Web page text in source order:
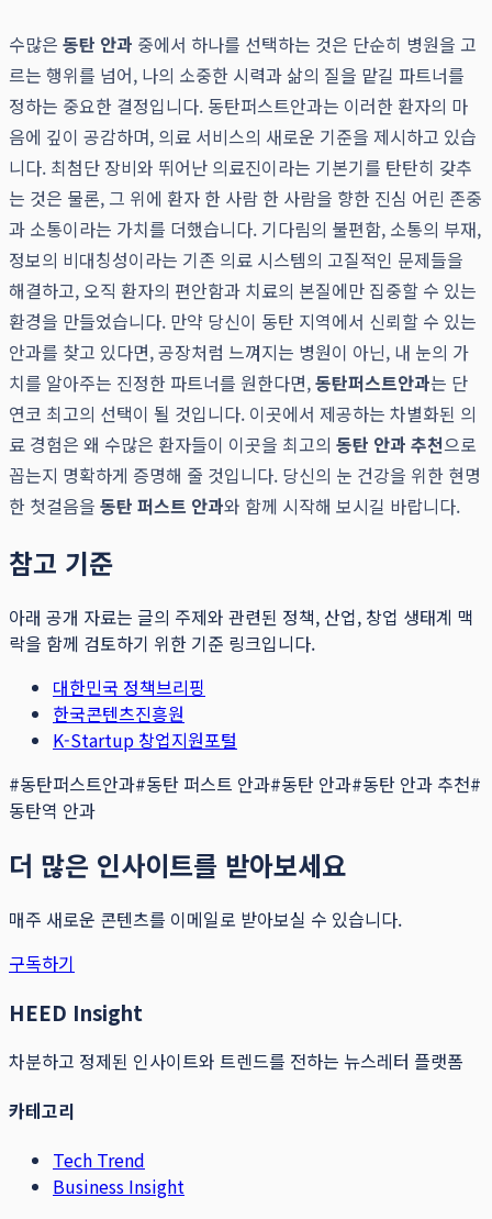
수많은 동탄 안과 중에서 하나를 선택하는 것은 단순히 병원을 고
르는 행위를 넘어, 나의 소중한 시력과 삶의 질을 맡길 파트너를
정하는 중요한 결정입니다. 동탄퍼스트안과는 이러한 환자의 마
음에 깊이 공감하며, 의료 서비스의 새로운 기준을 제시하고 있습
니다. 최첨단 장비와 뛰어난 의료진이라는 기본기를 탄탄히 갖추
는 것은 물론, 그 위에 환자 한 사람 한 사람을 향한 진심 어린 존중
과 소통이라는 가치를 더했습니다. 기다림의 불편함, 소통의 부재,
정보의 비대칭성이라는 기존 의료 시스템의 고질적인 문제들을
해결하고, 오직 환자의 편안함과 치료의 본질에만 집중할 수 있는
환경을 만들었습니다. 만약 당신이 동탄 지역에서 신뢰할 수 있는
안과를 찾고 있다면, 공장처럼 느껴지는 병원이 아닌, 내 눈의 가
치를 알아주는 진정한 파트너를 원한다면,동탄퍼스트안과는 단
연코 최고의 선택이 될 것입니다. 이곳에서 제공하는 차별화된 의
료 경험은 왜 수많은 환자들이 이곳을 최고의 동탄 안과 추천으로
꼽는지 명확하게 증명해 줄 것입니다. 당신의 눈 건강을 위한 현명
한 첫걸음을 동탄 퍼스트 안과와 함께 시작해 보시길 바랍니다.
참고 기준
아래 공개 자료는 글의 주제와 관련된 정책, 산업, 창업 생태계 맥
락을 함께 검토하기 위한 기준 링크입니다.
대한민국 정책브리핑
한국콘텐츠진흥원
K-Startup 창업지원포털
#동탄퍼스트안과#동탄 퍼스트 안과#동탄 안과#동탄 안과 추천#
동탄역 안과
더 많은 인사이트를 받아보세요
매주 새로운 콘텐츠를 이메일로 받아보실 수 있습니다.
구독하기
HEED Insight
차분하고 정제된 인사이트와 트렌드를 전하는 뉴스레터 플랫폼
카테고리
Tech Trend
Business Insight